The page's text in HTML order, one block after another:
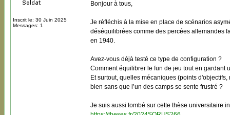
Inscrit le: 30 Juin 2025
Messages: 1
Bonjour à tous,
Je réfléchis à la mise en place de scénarios
déséquilibrées comme des percées allemandes
en 1940.
Avez-vous déjà testé ce type de configuration ?
Comment équilibrer le fun de jeu tout en gardant
Et surtout, quelles mécaniques (points
bien sans que l’un des camps se sente frustré ?
Je suis aussi tombé sur cette thèse universitaire